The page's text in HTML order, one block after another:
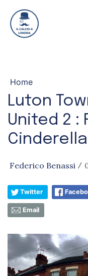
Home
Luton
United 2 :
Cinderella
Federico Benassi /
Twitter
Email